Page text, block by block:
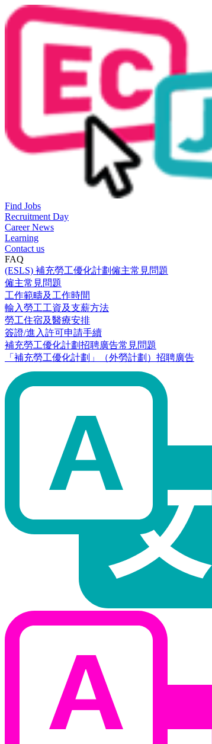
Find Jobs
Recruitment Day
Career News
Learning
Contact us
FAQ
(ESLS) 補充勞工優化計劃僱主常見問題
僱主常見問題
工作範疇及工作時間
輸入勞工工資及支薪方法
勞工住宿及醫療安排
簽證/進入許可申請手續
補充勞工優化計劃招聘廣告常見問題
「補充勞工優化計劃」（外勞計劃）招聘廣告